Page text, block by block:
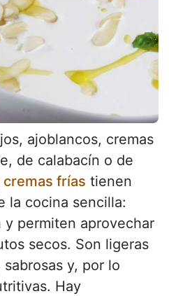
ajoblancos, cremas
de calabacín o de
cremas frías tienen
la cocina sencilla:
y permiten aprovechar
secos. Son ligeras
y, por lo
Hay